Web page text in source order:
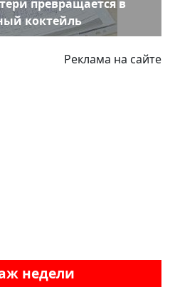
превращается в
коктейль
Реклама на сайте
недели